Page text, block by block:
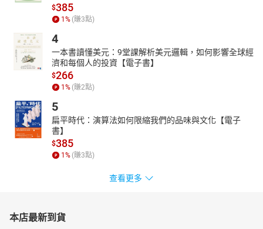
$385
1% (賺3點)
4
一本書讀懂美元：9堂課解析美元邏輯，如何影響全球經
濟和每個人的投資【電子書】
$266
1% (賺2點)
5
扁平時代：演算法如何限縮我們的品味與文化【電子
書】
$385
1% (賺3點)
查看更多
本店最新到貨